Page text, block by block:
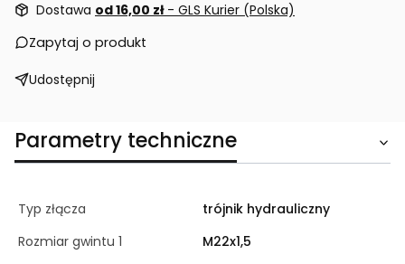
Dostawa od 16,00 zł - GLS Kurier (Polska)
Zapytaj o produkt
Udostępnij
Parametry techniczne
Typ złącza
trójnik hydrauliczny
Rozmiar gwintu 1
M22x1,5